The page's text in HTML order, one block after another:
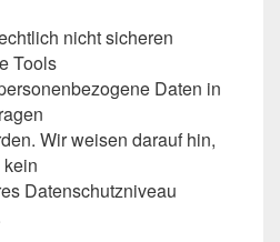
nicht sicheren
Tools
Daten in
Wir weisen darauf hin,
Datenschutzniveau